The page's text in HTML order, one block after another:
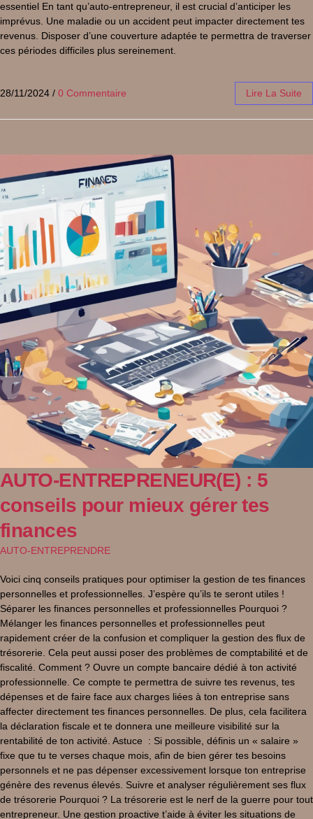
essentiel En tant qu’auto-entrepreneur, il est crucial d’anticiper les
imprévus. Une maladie ou un accident peut impacter directement tes
revenus. Disposer d’une couverture adaptée te permettra de traverser
ces périodes difficiles plus sereinement.
28/11/2024 / 0 Commentaire Lire La Suite
AUTO-ENTREPRENEUR(E) : 5
conseils pour mieux gérer tes
finances
AUTO-ENTREPRENDRE
Voici cinq conseils pratiques pour optimiser la gestion de tes finances
personnelles et professionnelles. J’espère qu’ils te seront utiles !
Séparer les finances personnelles et professionnelles Pourquoi ?
Mélanger les finances personnelles et professionnelles peut
rapidement créer de la confusion et compliquer la gestion des flux de
trésorerie. Cela peut aussi poser des problèmes de comptabilité et de
fiscalité. Comment ? Ouvre un compte bancaire dédié à ton activité
professionnelle. Ce compte te permettra de suivre tes revenus, tes
dépenses et de faire face aux charges liées à ton entreprise sans
affecter directement tes finances personnelles. De plus, cela facilitera
la déclaration fiscale et te donnera une meilleure visibilité sur la
rentabilité de ton activité. Astuce : Si possible, définis un « salaire »
fixe que tu te verses chaque mois, afin de bien gérer tes besoins
personnels et ne pas dépenser excessivement lorsque ton entreprise
génère des revenus élevés. Suivre et analyser régulièrement ses flux
de trésorerie Pourquoi ? La trésorerie est le nerf de la guerre pour tout
entrepreneur. Une gestion proactive t’aide à éviter les situations de